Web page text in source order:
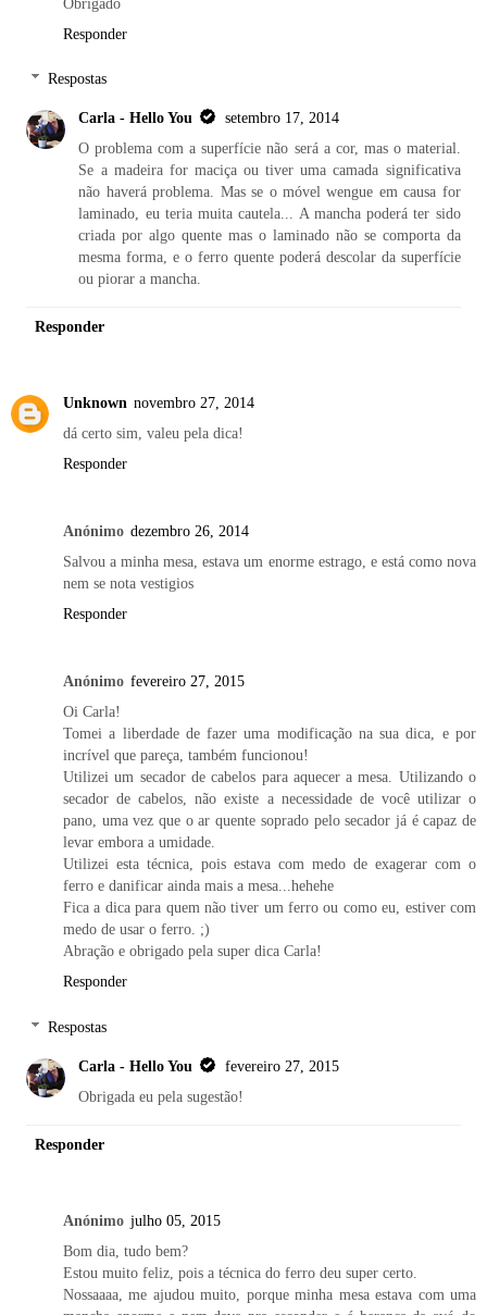
Responder
Respostas
Carla - Hello You
setembro 17, 2014
O problema com a superfície não será a cor, mas o material.
Se a madeira for maciça ou tiver uma camada significativa
não haverá problema. Mas se o móvel wengue em causa for
laminado, eu teria muita cautela... A mancha poderá ter sido
criada por algo quente mas o laminado não se comporta da
mesma forma, e o ferro quente poderá descolar da superfície
ou piorar a mancha.
Responder
Unknown novembro 27, 2014
dá certo sim, valeu pela dica!
Responder
Anónimo dezembro 26, 2014
Salvou a minha mesa, estava um enorme estrago, e está como nova
nem se nota vestigios
Responder
Anónimo fevereiro 27, 2015
Oi Carla!
Tomei a liberdade de fazer uma modificação na sua dica, e por
incrível que pareça, também funcionou!
Utilizei um secador de cabelos para aquecer a mesa. Utilizando o
secador de cabelos, não existe a necessidade de você utilizar o
pano, uma vez que o ar quente soprado pelo secador já é capaz de
levar embora a umidade.
Utilizei esta técnica, pois estava com medo de exagerar com o
ferro e danificar ainda mais a mesa...hehehe
Fica a dica para quem não tiver um ferro ou como eu, estiver com
medo de usar o ferro. ;)
Abração e obrigado pela super dica Carla!
Responder
Respostas
Carla - Hello You
fevereiro 27, 2015
Obrigada eu pela sugestão!
Responder
Anónimo julho 05, 2015
Bom dia, tudo bem?
Estou muito feliz, pois a técnica do ferro deu super certo.
Nossaaaa, me ajudou muito, porque minha mesa estava com uma